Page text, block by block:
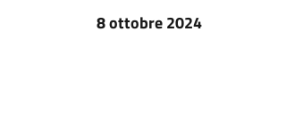
8 ottobre 2024